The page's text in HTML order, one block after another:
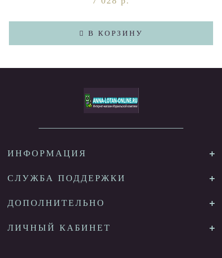
В КОРЗИНУ
ИНФОРМАЦИЯ
СЛУЖБА ПОДДЕРЖКИ
ДОПОЛНИТЕЛЬНО
ЛИЧНЫЙ КАБИНЕТ